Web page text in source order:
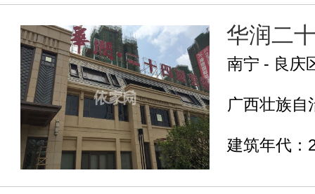
华润二
南宁 - 良庆
广西壮族自
建筑年代：